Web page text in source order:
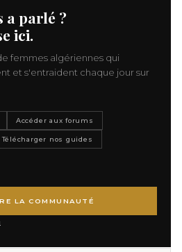
a parlé ?
ici.
femmes algériennes qui
et s'entraident chaque jour sur
Accéder aux forums
Télécharger nos guides
LA COMMUNAUTÉ